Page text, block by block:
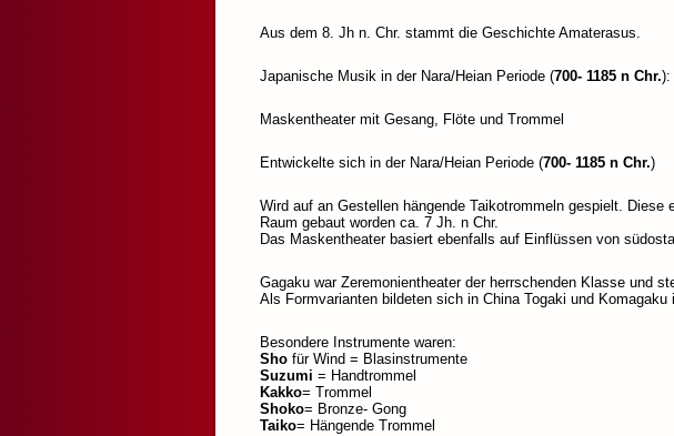
Aus dem 8. Jh n. Chr. stammt die Geschichte Amaterasus.
Japanische Musik in der Nara/Heian Periode (700- 1185 n Chr.):
Maskentheater mit Gesang, Flöte und Trommel
Entwickelte sich in der Nara/Heian Periode (700- 1185 n Chr.)
Wird auf an Gestellen hängende Taikotrommeln gespielt.
Raum gebaut worden ca. 7 Jh. n Chr.
Das Maskentheater basiert ebenfalls auf Einflüssen von
Gagaku war Zeremonientheater der herrschenden Klasse und
Als Formvarianten bildeten sich in China Togaki und Komagaku
Besondere Instrumente waren:
Sho für Wind = Blasinstrumente
Suzumi = Handtrommel
Kakko= Trommel
Shoko= Bronze- Gong
Taiko= Hängende Trommel